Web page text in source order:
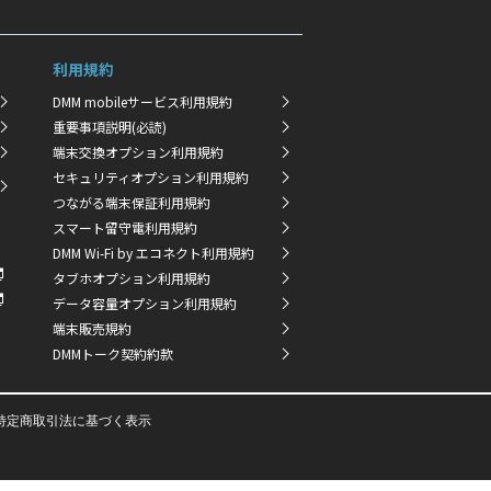
利用規約
DMM mobileサービス利用規約
重要事項説明(必読)
端末交換オプション利用規約
セキュリティオプション利用規約
つながる端末保証利用規約
スマート留守電利用規約
DMM Wi-Fi by エコネクト利用規約
タブホオプション利用規約
データ容量オプション利用規約
端末販売規約
DMMトーク契約約款
定商取引法に基づく表示